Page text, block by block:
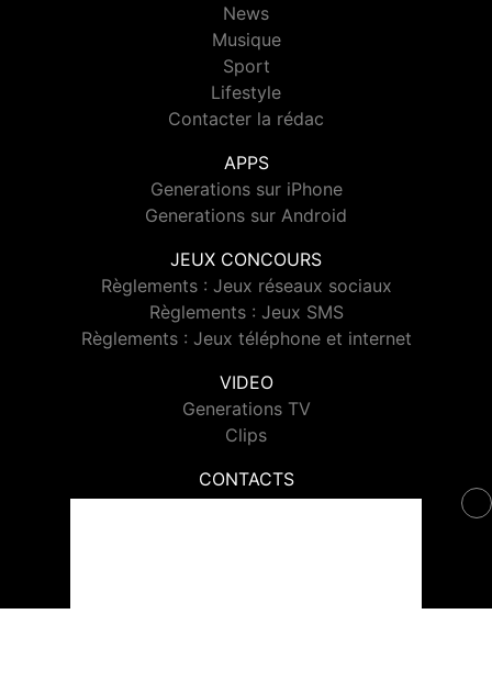
News
Musique
Sport
Lifestyle
Contacter la rédac
APPS
Generations sur iPhone
Generations sur Android
JEUX CONCOURS
Règlements : Jeux réseaux sociaux
Règlements : Jeux SMS
Règlements : Jeux téléphone et internet
VIDEO
Generations TV
Clips
CONTACTS
Contacter Generations